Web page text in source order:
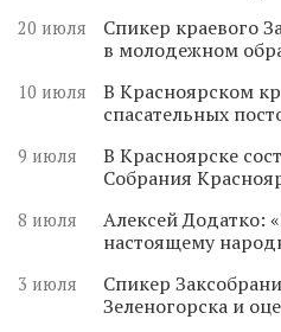
20 июля
Спикер краевого
в молодежном
10 июля
В Красноярском
спасательных
9 июля
В Красноярске
Собрания
8 июля
Алексей Додатко:
настоящему
3 июля
Спикер
Зеленогорска и